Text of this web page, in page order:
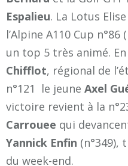
Espalieu. La Lotus
l’Alpine A110 Cup
un top 5 très animé. En
Chifflot, régional de
n°121 le jeune Axel
victoire revient à la
Carrouee qui
Yannick Enfin (n°349),
du week-end.